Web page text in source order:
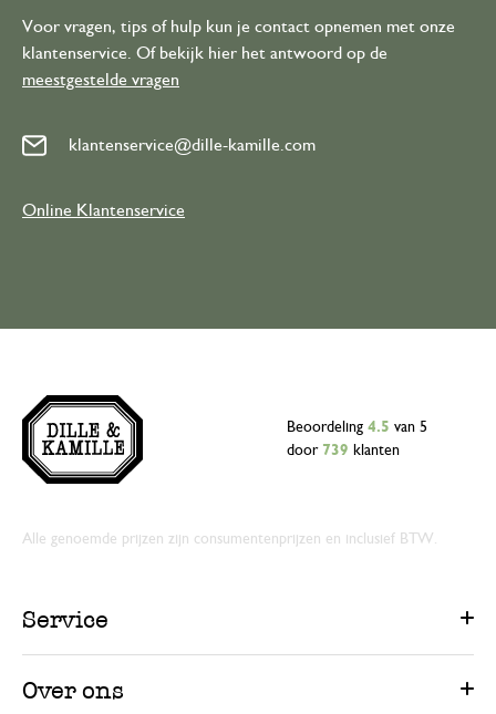
Voor vragen, tips of hulp kun je contact opnemen met onze
klantenservice. Of bekijk hier het antwoord op de
meestgestelde vragen
klantenservice@dille-kamille.com
Online Klantenservice
Beoordeling 4.5 van 5
door 739 klanten
Alle genoemde prijzen zijn consumentenprijzen en inclusief BTW.
Service
Over ons